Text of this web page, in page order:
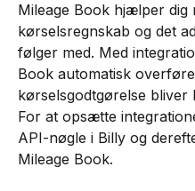
Mileage Book hjælper dig
kørselsregnskab og det
følger med. Med
Book automatisk
kørselsgodtgørelse bliver
For at opsætte
API-nøgle i Billy og
Mileage Book.